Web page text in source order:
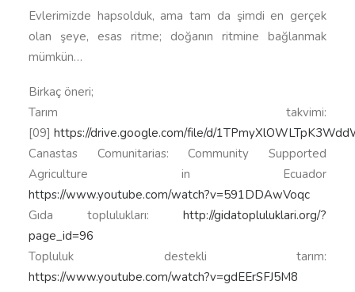
Evlerimizde hapsolduk, ama tam da şimdi en gerçek
olan şeye, esas ritme; doğanın ritmine bağlanmak
mümkün…
Birkaç öneri;
Tarım takvimi:
[09] https://drive.google.com/file/d/
Canastas Comunitarias: Community Supported
Agriculture in Ecuador
https://www.youtube.com/watch?v=591DDAwVoqc
Gıda toplulukları: http://gidatopluluklari.org/?
page_id=96
Topluluk destekli tarım:
https://www.youtube.com/watch?v=gdEErSFJ5M8